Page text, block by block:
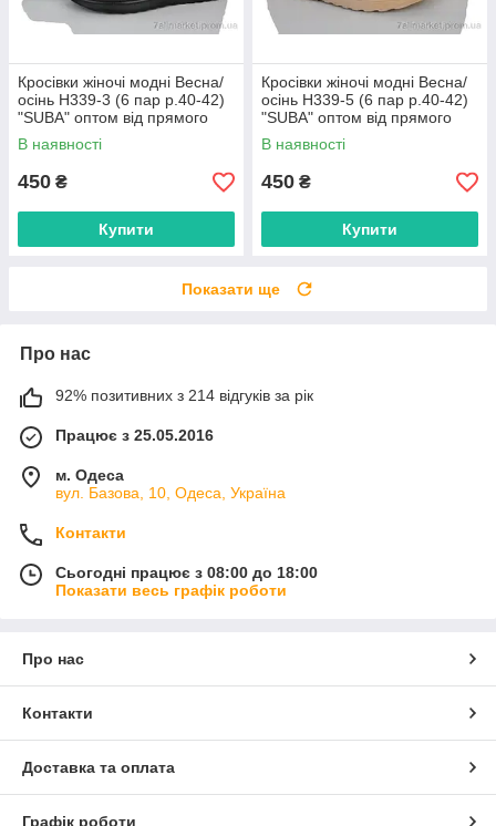
Кросівки жіночі модні Весна/
осінь H339-3 (6 пар р.40-42)
"SUBA" оптом від прямого
постачальника
В наявності
450 ₴
Купити
Кросівки жіночі модні Весна/
осінь H339-5 (6 пар р.40-42)
"SUBA" оптом від прямого
постачальника
В наявності
450 ₴
Купити
Показати ще
Про нас
92% позитивних з 214 відгуків за рік
Працює з 25.05.2016
м. Одеса
вул. Базова, 10, Одеса, Україна
Контакти
Сьогодні працює з 08:00 до 18:00
Показати весь графік роботи
Про нас
Контакти
Доставка та оплата
Графік роботи